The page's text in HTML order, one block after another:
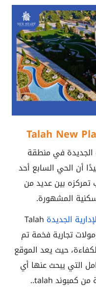
Talah New
الجديدة في منطقة
أن الحي السابع أحد
بين عديد من
المشهورة.
الجديدة Talah
تجارية فخمة تم
حيث يعد الموقع
التي يبحث عنها أي
من كمبوند talah
..